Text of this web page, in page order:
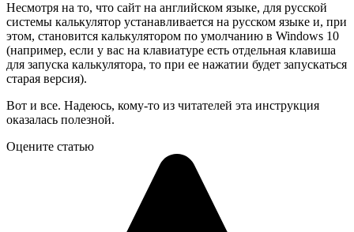
Несмотря на то, что сайт на английском языке, для русской
системы калькулятор устанавливается на русском языке и, при
этом, становится калькулятором по умолчанию в Windows 10
(например, если у вас на клавиатуре есть отдельная клавиша
для запуска калькулятора, то при ее нажатии будет запускаться
старая версия).
Вот и все. Надеюсь, кому-то из читателей эта инструкция
оказалась полезной.
Оцените статью